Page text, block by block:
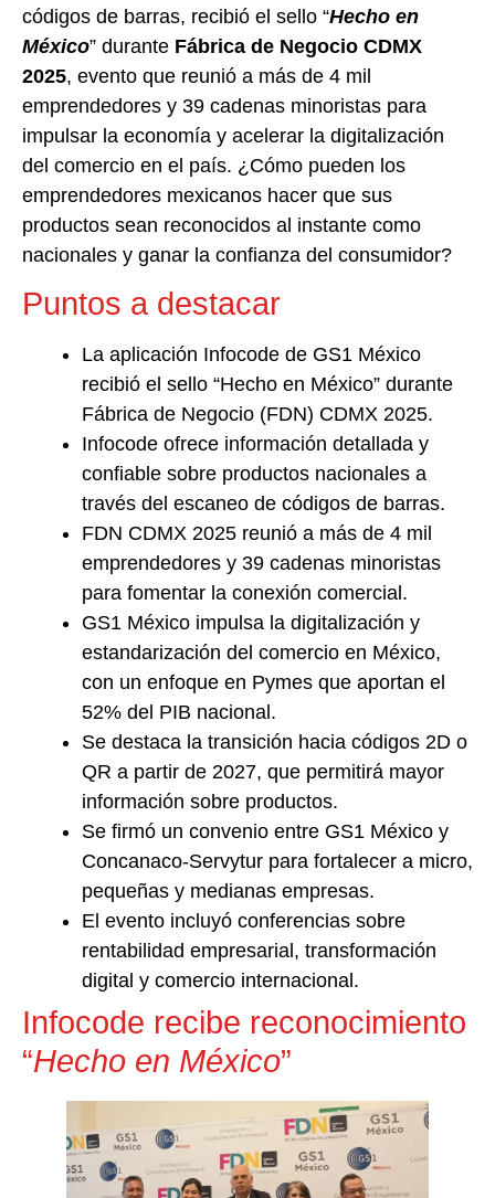
códigos de barras, recibió el sello “Hecho en
México” durante Fábrica de Negocio CDMX
2025, evento que reunió a más de 4 mil
emprendedores y 39 cadenas minoristas para
impulsar la economía y acelerar la digitalización
del comercio en el país. ¿Cómo pueden los
emprendedores mexicanos hacer que sus
productos sean reconocidos al instante como
nacionales y ganar la confianza del consumidor?
Puntos a destacar
La aplicación Infocode de GS1 México
recibió el sello “Hecho en México” durante
Fábrica de Negocio (FDN) CDMX 2025.
Infocode ofrece información detallada y
confiable sobre productos nacionales a
través del escaneo de códigos de barras.
FDN CDMX 2025 reunió a más de 4 mil
emprendedores y 39 cadenas minoristas
para fomentar la conexión comercial.
GS1 México impulsa la digitalización y
estandarización del comercio en México,
con un enfoque en Pymes que aportan el
52% del PIB nacional.
Se destaca la transición hacia códigos 2D o
QR a partir de 2027, que permitirá mayor
información sobre productos.
Se firmó un convenio entre GS1 México y
Concanaco-Servytur para fortalecer a micro,
pequeñas y medianas empresas.
El evento incluyó conferencias sobre
rentabilidad empresarial, transformación
digital y comercio internacional.
Infocode recibe reconocimiento
“Hecho en México”